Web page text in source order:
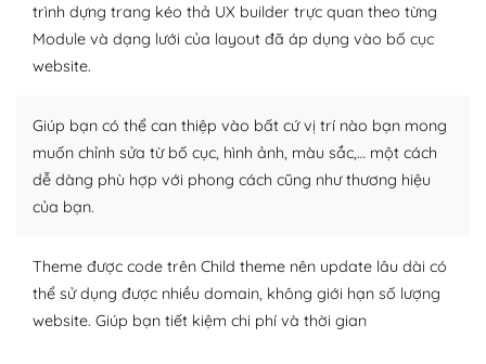
Plugin mở rộng là thành phần cài đặt thêm vào
WordPress để tăng thêm các tính năng cần thiết. Có
nhiều plugin trả phí hoặc miễn phí.
Nhờ lượng người dùng đông đảo, thư viện themes và
plugin của WordPress rất phong phú. Bạn có thể thỏa
thích chọn lựa plugin và themes phù hợp cho mục đích
lập website của mình.
– Dễ sử dụng
Với mọi Hosting bất kỳ thì WordPress đều có thể dễ
trình dựng trang kéo thả UX builder trực quan theo từng
Module và dạng lưới của layout đã áp dụng vào bố cục
website.
Giúp bạn có thể can thiệp vào bất cứ vị trí nào bạn mong
muốn chỉnh sửa từ bố cục, hình ảnh, màu sắc,… một cách
dễ dàng phù hợp với phong cách cũng như thương hiệu
của bạn.
Theme được code trên Child theme nên update lâu dài có
thể sử dụng được nhiều domain, không giới hạn số lượng
website. Giúp bạn tiết kiệm chi phí và thời gian